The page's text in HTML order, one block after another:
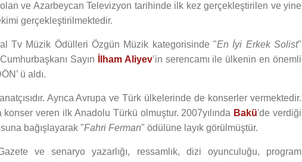
ve Azarbeycan Televizyon tarihinde ilk kez gerçekleştirilen ve yine
gerçekleştirilmektedir.
Tv Müzik Ödülleri Özgün Müzik kategorisinde "En İyi Erkek Solist"
Cumhurbaşkanı Sayın İlham Aliyev’in serencamı ile ülkenin en önemli
ü aldı.
Ayrıca Avrupa ve Türk ülkelerinde de konserler vermektedir.
veren ilk Anadolu Türkü olmuştur. 2007yılında Bakü'de verdiği
bağışlayarak "Fahri Ferman" ödülüne layık görülmüştür.
ve senaryo yazarlığı, ressamlık, dizi oyunculuğu, program